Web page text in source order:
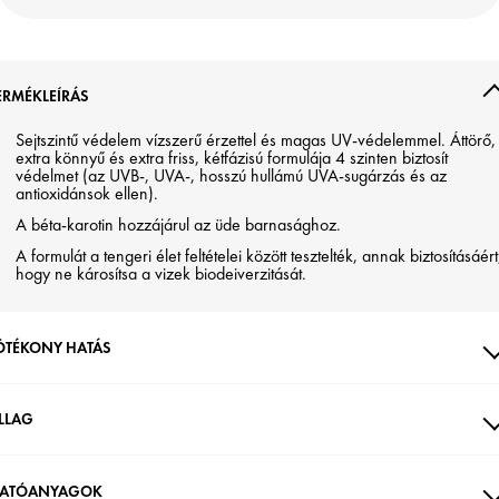
Sejtszintű védelem vízszerű érzettel és magas UV-védelemmel. Áttörő,
extra könnyű és extra friss, kétfázisú formulája 4 szinten biztosít
védelmet (az UVB-, UVA-, hosszú hullámú UVA-sugárzás és az
antioxidánsok ellen).
A béta-karotin hozzájárul az üde barnasághoz.
A formulát a tengeri élet feltételei között tesztelték, annak
hogy ne károsítsa a vizek biodeiverzitását.
HATÁS